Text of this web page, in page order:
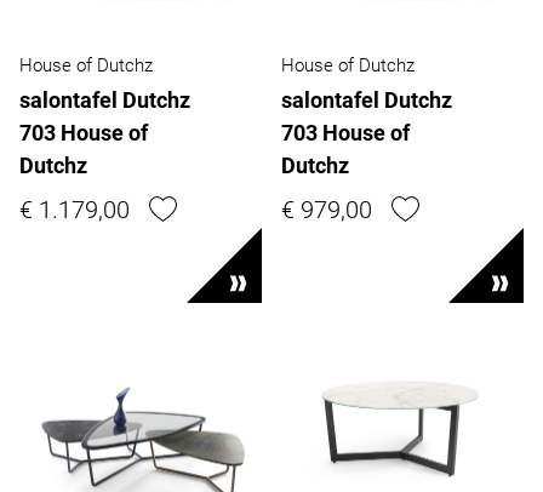
House of Dutchz
salontafel Dutchz
703 House of
Dutchz
€ 1.179,00
House of Dutchz
salontafel Dutchz
703 House of
Dutchz
€ 979,00